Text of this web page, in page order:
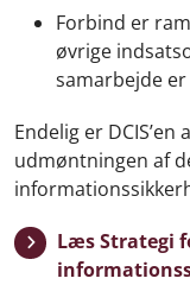
Forbind er
øvrige
samarbejde
Endelig er
udmøntningen af
Læs Strategi